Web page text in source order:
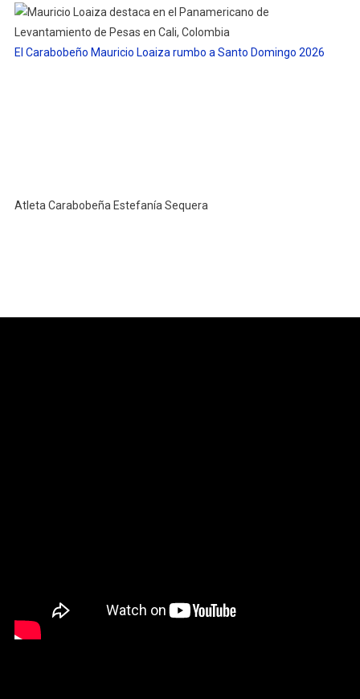
El Carabobeño Mauricio Loaiza rumbo a Santo Domingo 2026
Atleta Carabobeña Estefanía Sequera